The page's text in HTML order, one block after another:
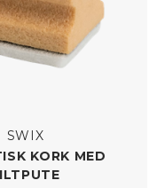
SWIX
KORK MED